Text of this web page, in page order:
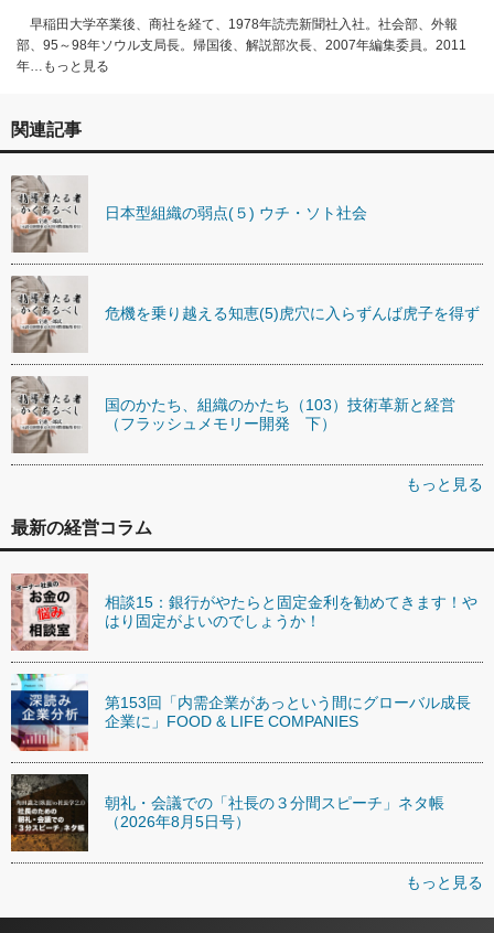
早稲田大学卒業後、商社を経て、1978年読売新聞社入社。社会部、外報
部、95～98年ソウル支局長。帰国後、解説部次長、2007年編集委員。2011
年…もっと見る
関連記事
日本型組織の弱点(５) ウチ・ソト社会
危機を乗り越える知恵(5)虎穴に入らずんば虎子を得ず
国のかたち、組織のかたち（103）技術革新と経営
（フラッシュメモリー開発 下）
もっと見る
最新の経営コラム
相談15：銀行がやたらと固定金利を勧めてきます！や
はり固定がよいのでしょうか！
第153回「内需企業があっという間にグローバル成長
企業に」FOOD & LIFE COMPANIES
朝礼・会議での「社長の３分間スピーチ」ネタ帳
（2026年8月5日号）
もっと見る